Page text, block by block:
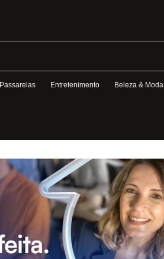
Passarelas Entretenimento Beleza & Moda